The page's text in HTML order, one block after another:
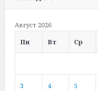
Август 2026
Пн
Вт Ср
3 4 5